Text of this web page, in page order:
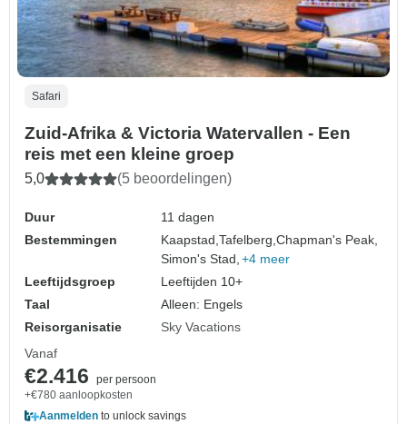
Safari
Zuid-Afrika & Victoria Watervallen - Een
reis met een kleine groep
5,0 (5 beoordelingen)
Duur
11 dagen
Bestemmingen
Kaapstad,Tafelberg,Chapman's Peak,
Simon's Stad, +4 meer
Leeftijdsgroep
Leeftijden 10+
Taal
Alleen: Engels
Reisorganisatie
Sky Vacations
Vanaf
€2.416
per persoon
+€780 aanloopkosten
Aanmelden to unlock savings